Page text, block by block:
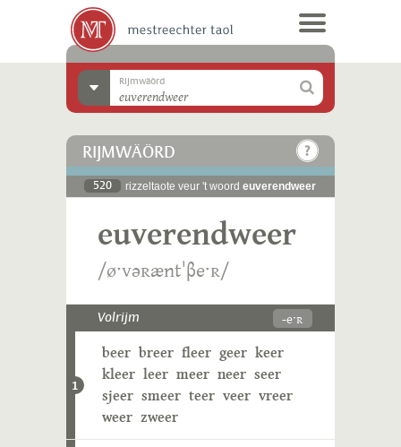
Rijmwäörd
RIJMWÄÖRD
520 rizzeltaote veur 't woord euverendweer
euverendweer
/øˑvəʀæntˈβeˑʀ/
Volrijm -eˑʀ
1
beer breer fleer geer keer
kleer leer meer neer seer
sjeer smeer teer veer vreer
weer zweer